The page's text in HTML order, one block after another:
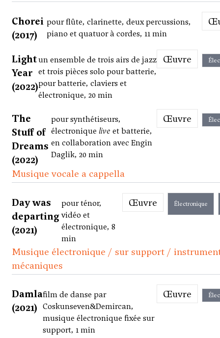
Chorei
(2017)
pour flûte, clarinette, deux percussions,
piano et quatuor à cordes, 11 min
Light
Year
(2022)
un ensemble de trois airs de jazz
et trois pièces solo pour batterie,
pour batterie, claviers et
électronique, 20 min
Œuvre
The
Stuff of
Dreams
(2022)
pour synthétiseurs,
électroniquelive et batterie,
en collaboration avec Engin
Daglik, 20 min
Œuvre
Musique vocale a cappella
Day was
departing
(2021)
pour ténor,
vidéo et
électronique, 8
min
Œuvre Électronique
Musique électronique / sur support /
mécaniques
Damla
(2021)
film de danse par
Coskunseven&Demircan,
musique électronique fixée sur
support, 1 min
Œuvre